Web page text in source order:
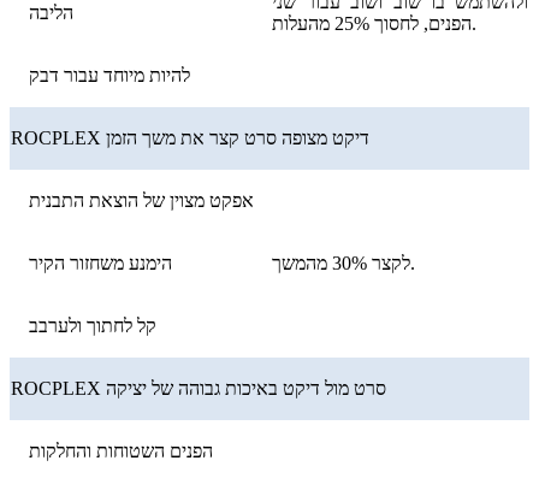
הפנים, לחסוך 25% מהעלות.
הליבה
להיות מיוחד עבור דבק
ROCPLEX דיקט מצופה סרט קצר את משך הזמן
אפקט מצוין של הוצאת התבנית
לקצר 30% מהמשך. הימנע משחזור הקיר
קל לחתוך ולערבב
ROCPLEX סרט מול דיקט באיכות גבוהה של יציקה
הפנים השטוחות והחלקות